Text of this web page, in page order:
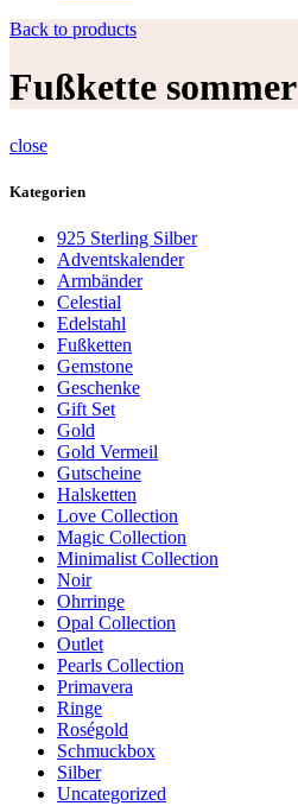
Back to products
Fußkette sommer
close
Kategorien
925 Sterling Silber
Adventskalender
Armbänder
Celestial
Edelstahl
Fußketten
Gemstone
Geschenke
Gift Set
Gold
Gold Vermeil
Gutscheine
Halsketten
Love Collection
Magic Collection
Minimalist Collection
Noir
Ohrringe
Opal Collection
Outlet
Pearls Collection
Primavera
Ringe
Roségold
Schmuckbox
Silber
Uncategorized